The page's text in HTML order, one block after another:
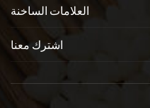
العلامات الساخنة
اشترك معنا